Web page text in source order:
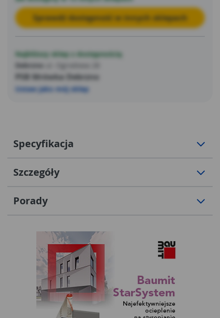
Sprawdź dostępność w innych sklepach
Najbliższy sklep z dostępnością
Debrzno
PSB Mrówka Debrzno
Ustaw jako mój sklep
Specyfikacja
Szczegóły
Porady